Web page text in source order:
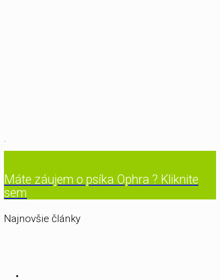
Máte záujem o psíka Ophra ? Kliknite
sem
Najnovšie články